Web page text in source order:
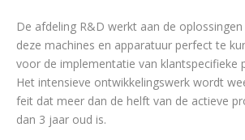
De afdeling R&D werkt aan de
deze machines en apparatuur perfect te
voor de implementatie van klantspecifieke
Het intensieve ontwikkelingswerk wordt
feit dat meer dan de helft van de actieve
dan 3 jaar oud is.